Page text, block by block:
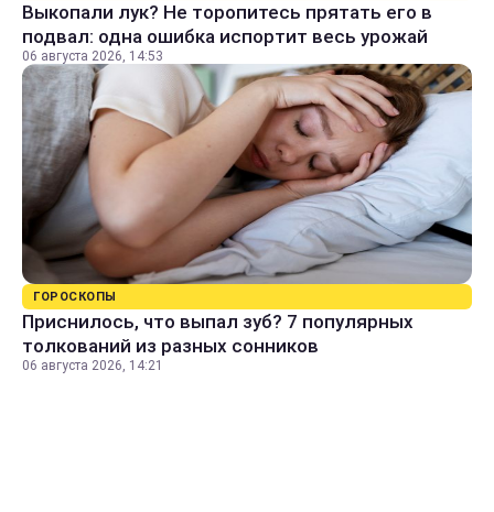
Выкопали лук? Не торопитесь прятать его в
подвал: одна ошибка испортит весь урожай
06 августа 2026, 14:53
ГОРОСКОПЫ
Приснилось, что выпал зуб? 7 популярных
толкований из разных сонников
06 августа 2026, 14:21